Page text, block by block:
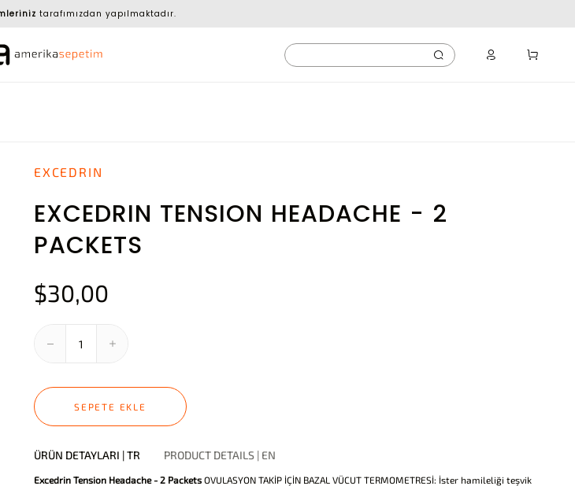
tarafımızdan yapılmaktadır.
EXCEDRIN
EXCEDRIN TENSION HEADACHE - 2
PACKETS
$30,00
SEPETE EKLE
ÜRÜN DETAYLARI | TR PRODUCT DETAILS | EN
Excedrin Tension Headache - 2 Packets OVULASYON TAKİP İÇİN BAZAL VÜCUT TERMOMETRESİ: İster hamileliği teşvik